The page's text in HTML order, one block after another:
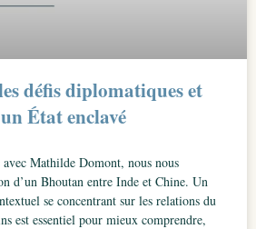
défis diplomatiques et
État enclavé
Mathilde Domont, nous nous
d’un Bhoutan entre Inde et Chine. Un
se concentrant sur les relations du
est essentiel pour mieux comprendre,